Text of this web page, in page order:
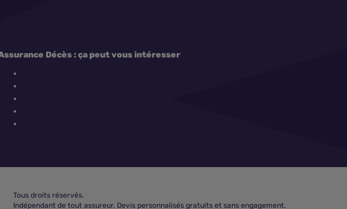
Décès : ça peut vous intéresser
Tous droits réservés.
Indépendant de tout assureur. Devis personnalisés gratuits et sans engagement.